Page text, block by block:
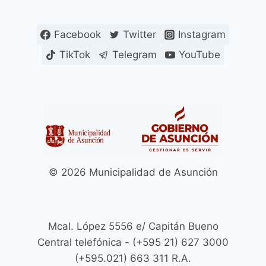
Facebook Twitter
Instagram
TikTok
Telegram YouTube
© 2026 Municipalidad de Asunción
Mcal. López 5556 e/ Capitán Bueno
Central telefónica - (+595 21) 627 3000
(+595.021) 663 311 R.A.